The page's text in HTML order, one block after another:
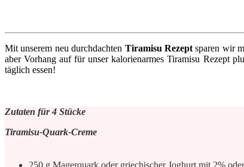
Mit unserem neu durchdachten Tiramisu Rezept sparen wir
aber Vorhang auf für unser kalorienarmes Tiramisu Rezept
täglich essen!
Zutaten für 4 Stücke
Tiramisu-Quark-Creme
250 g Magerquark oder griechischer Joghurt mit 2%